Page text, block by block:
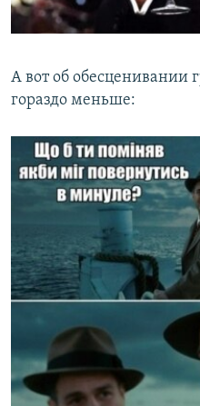
А вот об обесценивании
гораздо меньше: